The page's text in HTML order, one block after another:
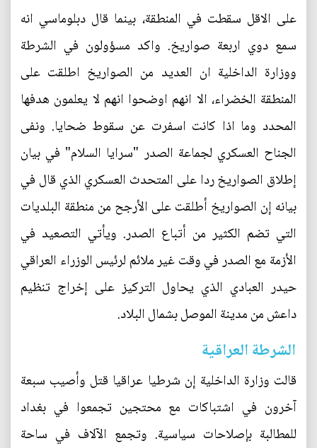
على الاقل سقطت في المنطقة، بينما قال دبلوماسي انه
سمع دوي اربعة صواريخ. واكد مسؤولون في الشرطة
ووزارة الداخلية ان العديد من الصواريخ اطلقت على
المنطقة الخضراء، الا انهم اوضحوا انهم لا يعلمون هدفها
المحدد وما اذا كانت اسفرت عن سقوط ضحايا. ونفى
الجناح العسكري لجماعة الصدر "سرايا السلام" في بيان
إطلاق الصواريخ ردا على المتحدث العسكري الذي قال في
بيانه إن الصواريخ أطلقت على الأرجح من منطقة البلديات
التي تضم الكثير من أتباع الصدر. ويأتي التصعيد في
الأزمة مع الصدر في وقت غير ملائم لرئيس الوزراء العراقي
حيدر العبادي الذي يحاول التركيز على إخراج تنظيم
داعش من مدينة الموصل بشمال البلاد.
الشرطة العراقية
قالت وزارة الداخلية إن شرطيا عراقيا قتل وأصيب سبعة
آخرون في اشتباكات مع محتجين تجمعوا في بغداد
للمطالبة بإصلاحات سياسية. وتجمع الآلاف في ساحة